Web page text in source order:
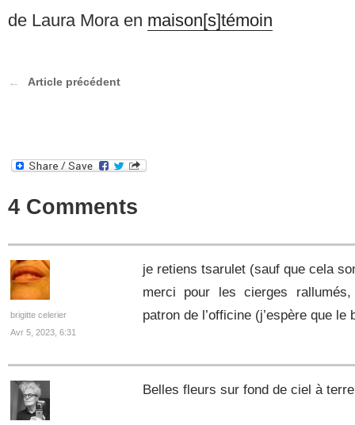
de Laura Mora en maison[s]témoin
Article précédent
4 Comments
brigitte celerier
Avr 5, 2023, 6:31
je retiens tsarulet (sauf que cela
merci pour les cierges
patron de l’officine (j’espère que le
Belles fleurs sur fond de ciel à